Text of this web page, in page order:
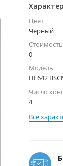
Цвет
Черный
0
Модель
HI 642
Число
4
Все